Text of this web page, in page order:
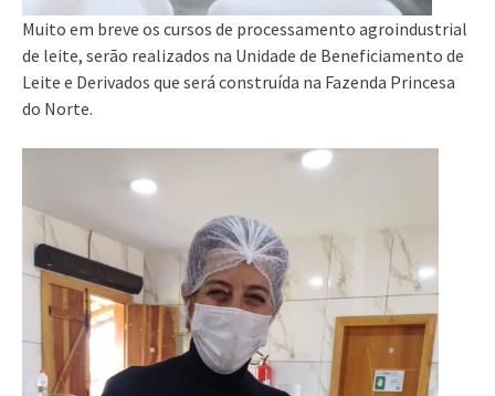
Muito em breve os cursos de processamento agroindustrial
de leite, serão realizados na Unidade de Beneficiamento de
Leite e Derivados que será construída na Fazenda Princesa
do Norte.